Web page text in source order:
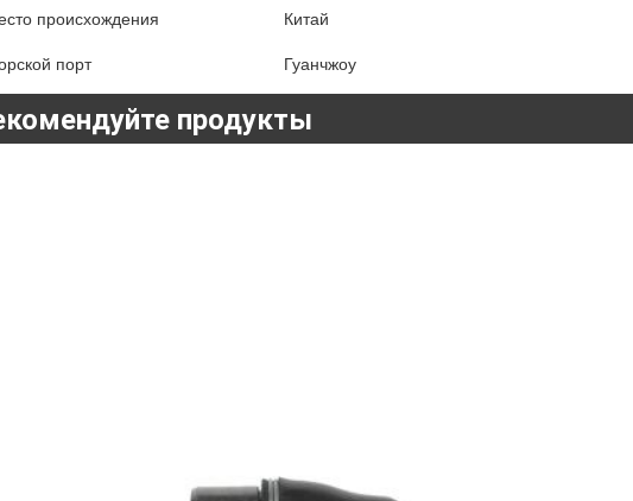
происхождения Китай
порт Гуанчжоу
продукты